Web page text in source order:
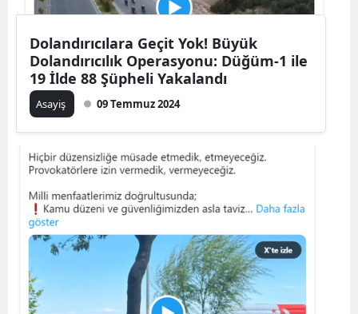
Dolandırıcılara Geçit Yok! Büyük
Dolandırıcılık Operasyonu: Düğüm-1 ile
19 İlde 88 Şüpheli Yakalandı
Asayiş 09 Temmuz 2024